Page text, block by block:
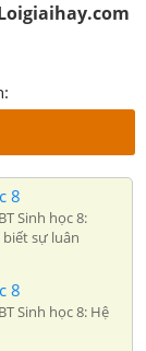
8
Sinh học 8:
sự luân
8
Sinh học 8: Hệ